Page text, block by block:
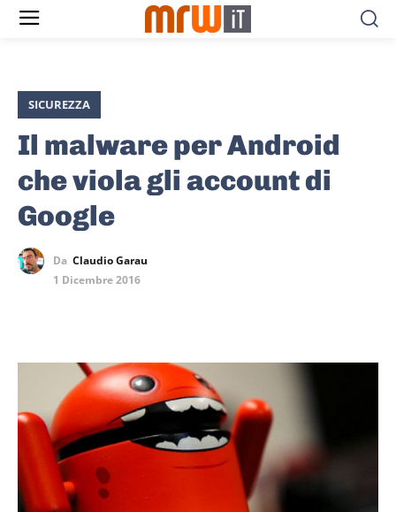
SICUREZZA
Il malware per Android
che viola gli account di
Google
Da Claudio Garau
1 Dicembre 2016